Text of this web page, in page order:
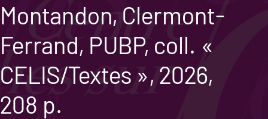
Montandon, Clermont-
Ferrand, PUBP, coll. «
CELIS/Textes », 2026,
208 p.